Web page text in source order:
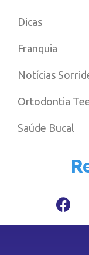
Dicas
Franquia
Notícias
Ortodontia
Saúde Bucal